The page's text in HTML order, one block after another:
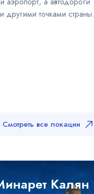
другими точками страны.
Смотреть все локации
Калян